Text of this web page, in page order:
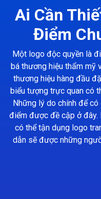
Ai Cần
Điểm
Một logo độc quyền là
bá thương hiệu thẩm mỹ
thương hiệu hàng đầu
biểu tượng trực quan có
Những lý do chính để
điểm được đề cập ở đây.
có thể tận dụng logo
dẫn sẽ được những